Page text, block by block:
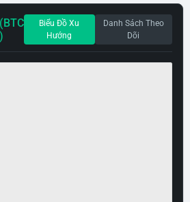
(BTC
)
Biểu Đồ Xu
Hướng
Danh Sách Theo
Dõi